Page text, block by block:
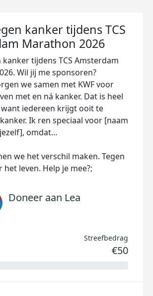
kanker tijdens TCS
Marathon 2026
tijdens TCS Amsterdam
Wil jij me sponsoren?
we samen met KWF voor
met en ná kanker. Dat is heel
iedereen krijgt ooit te
Ik ren speciaal voor [naam
omdat…
we het verschil maken. Tegen
het leven. Help je mee?;
Doneer aan Lea
Streefbedrag
€50